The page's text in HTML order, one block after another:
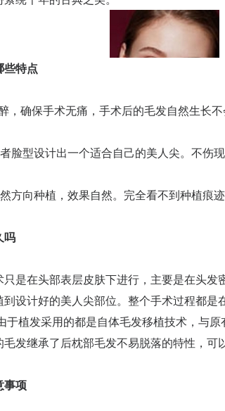
特点
确保手术无痛，手术后的毛发自然生长不
型设计出一个适合自己的美人尖。不伤现
向种植，效果自然。完全看不到种植痕迹
在头部表层皮肤下进行，主要是在头发
设计好的美人尖部位。整个手术过程都是
于植发采用的都是自体毛发移植技术，与
发继承了后枕部毛发不易脱落的特性，可
项